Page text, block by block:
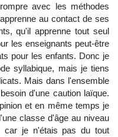
avec les méthodes
au contact de ses
qu'il apprenne tout seul
les enseignants peut-être
pour les enfants. Donc je
syllabique, mais je tiens
Mais dans l'ensemble
d'une caution laïque.
et en même temps je
classe d'âge au niveau
je n'étais pas du tout